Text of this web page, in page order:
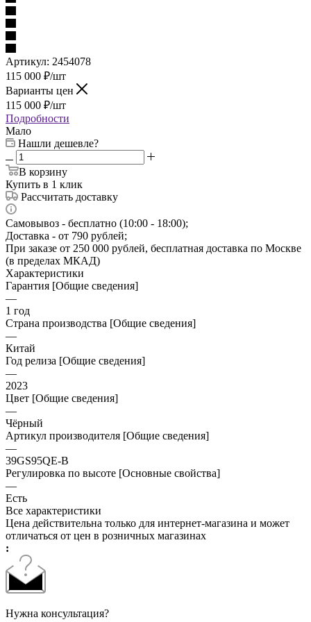
Артикул: 2454078
115 000 ₽/шт
Варианты цен
115 000 ₽/шт
Подробности
Мало
Нашли дешевле?
В корзину
Купить в 1 клик
Рассчитать доставку
Самовывоз - бесплатно (10:00 - 18:00);
Доставка - от 790 рублей;
При заказе от 250 000 рублей, бесплатная доставка по Москве
(в пределах МКАД)
Характеристики
Гарантия [Общие сведения]
—
1 год
Страна производства [Общие сведения]
—
Китай
Год релиза [Общие сведения]
—
2023
Цвет [Общие сведения]
—
Чёрный
Артикул производителя [Общие сведения]
—
39GS95QE-B
Регулировка по высоте [Основные свойства]
—
Есть
Все характеристики
Цена действительна только для интернет-магазина и может
отличаться от цен в розничных магазинах
:
Нужна консультация?